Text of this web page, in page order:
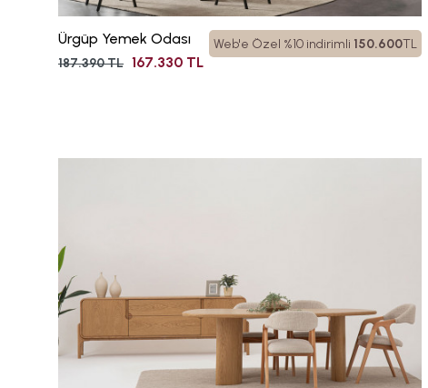
Ürgüp Yemek Odası
187.390 TL 167.330 TL
Web'e Özel %10 indirimli 150.600TL